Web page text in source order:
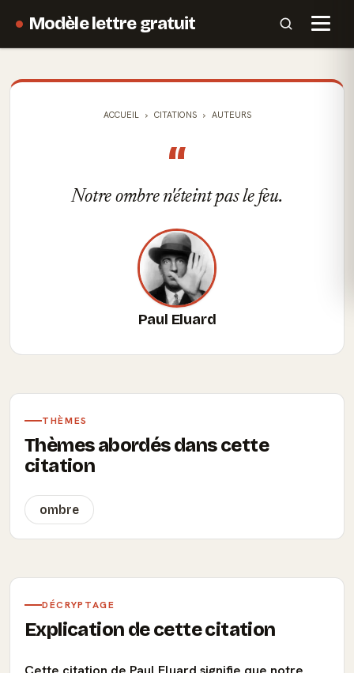
Modèle lettre gratuit
ACCUEIL CITATIONS AUTEURS
“
Notre ombre n'éteint pas le feu.
Paul Eluard
THÈMES
Thèmes abordés dans cette
citation
ombre
DÉCRYPTAGE
Explication de cette citation